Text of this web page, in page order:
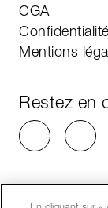
CGA
Confidentialité
Mentions
Restez en